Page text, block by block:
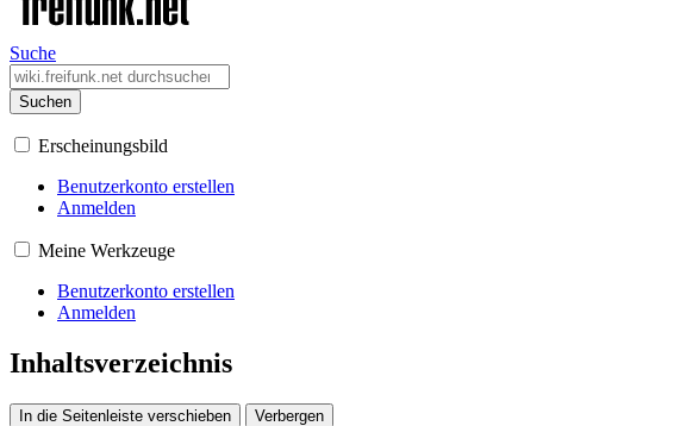
Suche
Suchen
Erscheinungsbild
Benutzerkonto erstellen
Anmelden
Meine Werkzeuge
Benutzerkonto erstellen
Anmelden
Inhaltsverzeichnis
In die Seitenleiste verschieben Verbergen